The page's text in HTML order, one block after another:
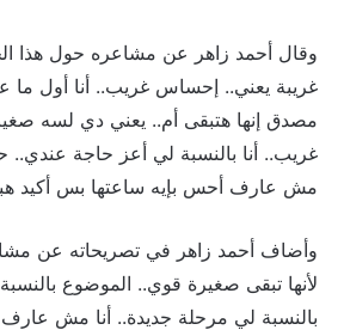
وقال أحمد زاهر عن مشاعره حول هذا
غريبة يعني.. إحساس غريب.. أنا أول
مصدق إنها هتبقى أم.. يعني دي لسه
غريب.. أنا بالنسبة لي أعز حاجة
مش عارف أحس بإيه ساعتها بس أكيد
وأضاف أحمد زاهر في تصريحاته عن
لأنها تبقى صغيرة قوي.. الموضوع
بالنسبة لي مرحلة جديدة.. أنا مش